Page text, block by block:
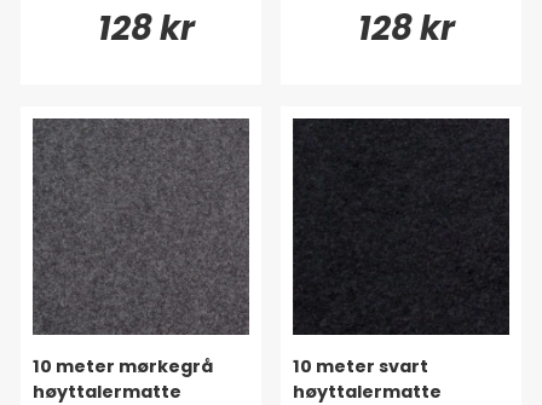
128 kr 128 kr
10 meter mørkegrå
høyttalermatte
10 meter svart
høyttalermatte